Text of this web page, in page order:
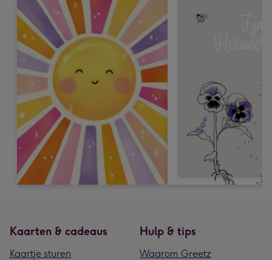
Kaarten & cadeaus
Kaartje sturen
Hulp & tips
Waarom Greetz